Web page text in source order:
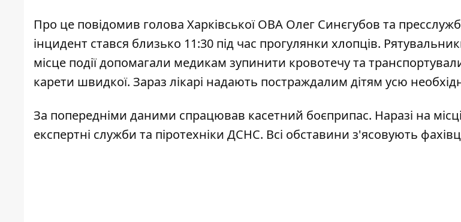
Про це повідомив голова Харківської ОВА Олег Синєгубов та
інцидент стався близько 11:30 під час прогулянки хлопців.
місце події допомагали медикам зупинити кровотечу та
карети швидкої. Зараз лікарі надають постраждалим дітям усю
За попередніми даними спрацював касетний боєприпас. Наразі на
експертні служби та піротехніки ДСНС. Всі обставини з'ясовують